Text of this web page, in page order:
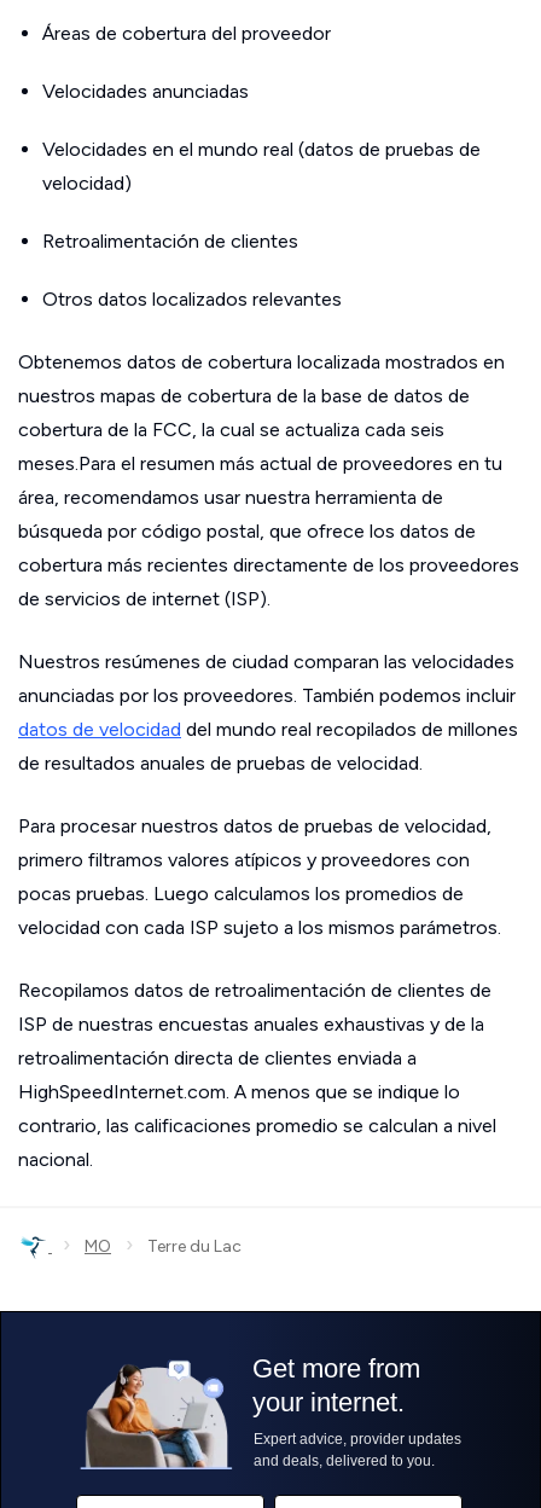
Áreas de cobertura del proveedor
Velocidades anunciadas
Velocidades en el mundo real (datos de pruebas de
velocidad)
Retroalimentación de clientes
Otros datos localizados relevantes
Obtenemos datos de cobertura localizada mostrados en
nuestros mapas de cobertura de la base de datos de
cobertura de la FCC, la cual se actualiza cada seis
meses.Para el resumen más actual de proveedores en tu
área, recomendamos usar nuestra herramienta de
búsqueda por código postal, que ofrece los datos de
cobertura más recientes directamente de los proveedores
de servicios de internet (ISP).
Nuestros resúmenes de ciudad comparan las velocidades
anunciadas por los proveedores. También podemos incluir
datos de velocidad del mundo real recopilados de millones
de resultados anuales de pruebas de velocidad.
Para procesar nuestros datos de pruebas de velocidad,
primero filtramos valores atípicos y proveedores con
pocas pruebas. Luego calculamos los promedios de
velocidad con cada ISP sujeto a los mismos parámetros.
Recopilamos datos de retroalimentación de clientes de
ISP de nuestras encuestas anuales exhaustivas y de la
retroalimentación directa de clientes enviada a
HighSpeedInternet.com. A menos que se indique lo
contrario, las calificaciones promedio se calculan a nivel
nacional.
› MO › Terre du Lac